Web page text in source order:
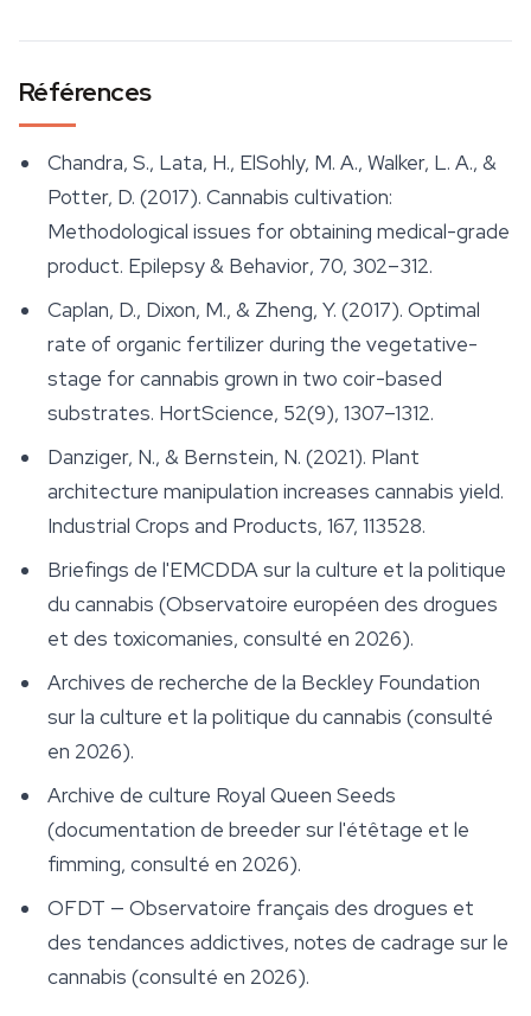
Références
Chandra, S., Lata, H., ElSohly, M. A., Walker, L. A., &
Potter, D. (2017). Cannabis cultivation:
Methodological issues for obtaining medical-grade
product. Epilepsy & Behavior, 70, 302–312.
Caplan, D., Dixon, M., & Zheng, Y. (2017). Optimal
rate of organic fertilizer during the vegetative-
stage for cannabis grown in two coir-based
substrates. HortScience, 52(9), 1307–1312.
Danziger, N., & Bernstein, N. (2021). Plant
architecture manipulation increases cannabis yield.
Industrial Crops and Products, 167, 113528.
Briefings de l'EMCDDA sur la culture et la politique
du cannabis (Observatoire européen des drogues
et des toxicomanies, consulté en 2026).
Archives de recherche de la Beckley Foundation
sur la culture et la politique du cannabis (consulté
en 2026).
Archive de culture Royal Queen Seeds
(documentation de breeder sur l'étêtage et le
fimming, consulté en 2026).
OFDT — Observatoire français des drogues et
des tendances addictives, notes de cadrage sur le
cannabis (consulté en 2026).